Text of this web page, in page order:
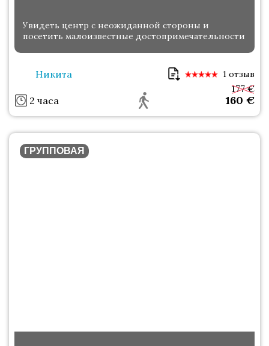
Увидеть центр с неожиданной стороны и
посетить малоизвестные достопримечательности
Никита 1 отзыв
2 часа 160 €
177 €
ГРУППОВАЯ